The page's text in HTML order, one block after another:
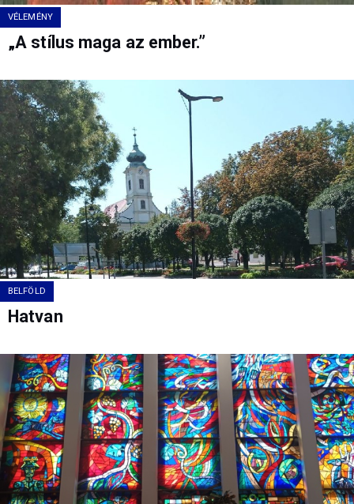
VÉLEMÉNY
„A stílus maga az ember.”
BELFÖLD
Hatvan